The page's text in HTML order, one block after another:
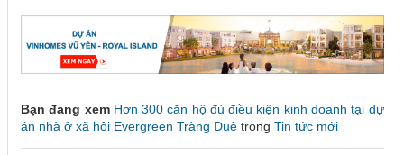
Bạn đang xem Hơn 300 căn hộ đủ điều kiện kinh doanh tại dự
án nhà ở xã hội Evergreen Tràng Duệ trong Tin tức mới